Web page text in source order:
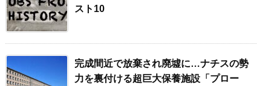
スト10
完成間近で放棄され廃墟に…ナチスの勢
力を裏付ける超巨大保養施設「プロー